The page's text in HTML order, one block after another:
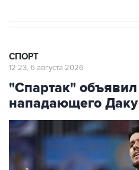
СПОРТ
12:23, 6 августа 2026
"Спартак"
нападающего Даку